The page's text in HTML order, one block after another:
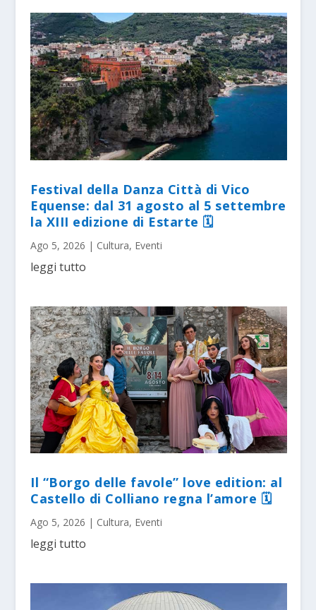
Festival della Danza Città di Vico
Equense: dal 31 agosto al 5 settembre
la XIII edizione di Estarte 🗓
Ago 5, 2026 | Cultura, Eventi
leggi tutto
Il “Borgo delle favole” love edition: al
Castello di Colliano regna l’amore 🗓
Ago 5, 2026 | Cultura, Eventi
leggi tutto